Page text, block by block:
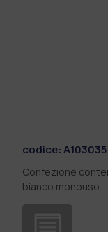
codice:A103035
Confezione
bianco monouso